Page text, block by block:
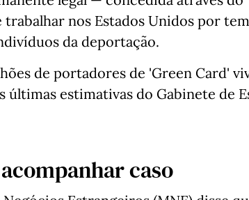
nos Estados Unidos por
da deportação.
de portadores de 'Green Card'
últimas estimativas do Gabinete de
caso